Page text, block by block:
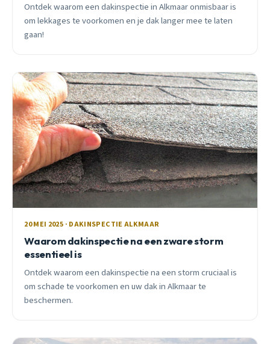
Ontdek waarom een dakinspectie in Alkmaar onmisbaar is
om lekkages te voorkomen en je dak langer mee te laten
gaan!
20 MEI 2025 · DAKINSPECTIE ALKMAAR
Waarom dakinspectie na een zware storm
essentieel is
Ontdek waarom een dakinspectie na een storm cruciaal is
om schade te voorkomen en uw dak in Alkmaar te
beschermen.